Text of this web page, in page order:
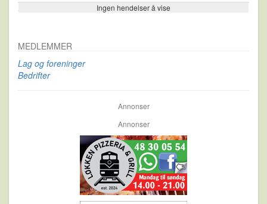
Ingen hendelser å vise
Se flere…
MEDLEMMER
Lag og foreninger
Bedrifter
Annonser
Annonser